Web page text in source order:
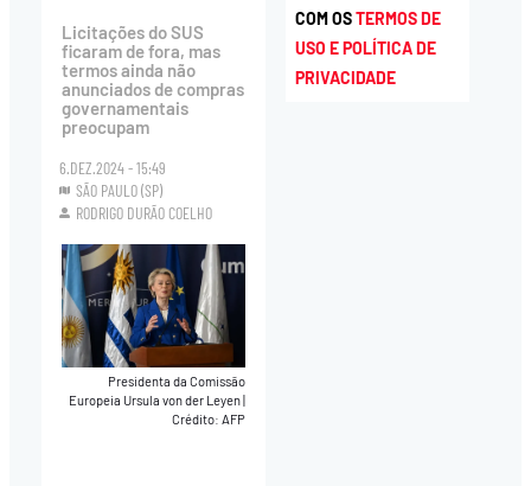
Licitações do SUS
ficaram de fora, mas
termos ainda não
anunciados de compras
governamentais
preocupam
6.DEZ.2024 - 15:49
SÃO PAULO (SP)
RODRIGO DURÃO COELHO
Presidenta da Comissão
Europeia Ursula von der Leyen|
Crédito: AFP
COM OSTERMOS DE
USO E POLÍTICA DE
PRIVACIDADE